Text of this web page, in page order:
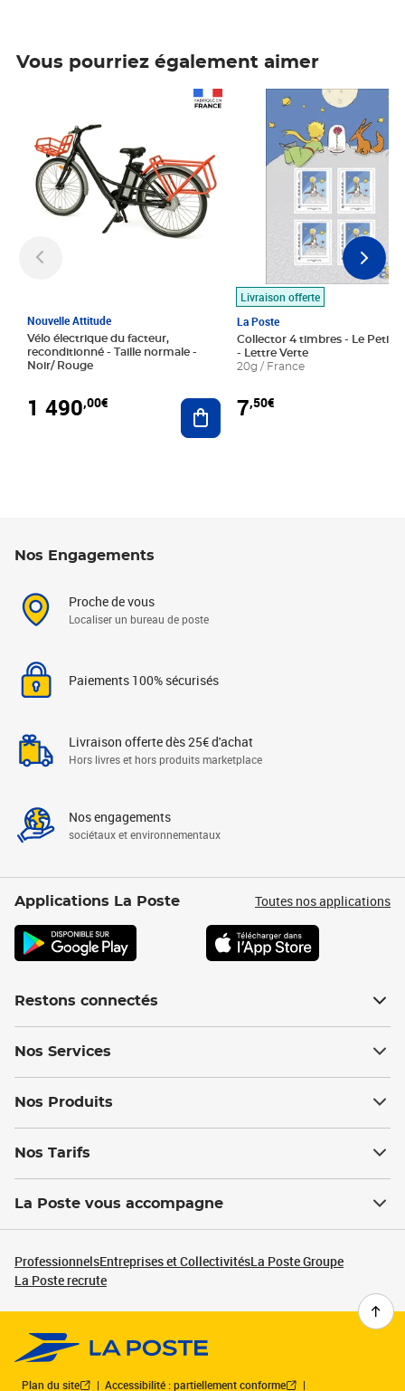
Vous pourriez également aimer
Nouvelle Attitude
Vélo électrique du facteur,
reconditionné - Taille normale -
Noir/ Rouge
1 490,00€ Ajouter au panier
Livraison offerte
La Poste
Collector 4 timbres - Le Petit
- Lettre Verte
20g / France
7,50€
Prix 7,50€
Nos Engagements
Proche de vous
Localiser un bureau de poste
Paiements 100% sécurisés
Livraison offerte dès 25€ d'achat
Hors livres et hors produits marketplace
Nos engagements
sociétaux et environnementaux
Applications La Poste Toutes nos applications
Restons connectés
Nos Services
Nos Produits
Nos Tarifs
La Poste vous accompagne
ProfessionnelsEntreprises et CollectivitésLa Poste Groupe
La Poste recrute
Plan du site Accessibilité : partiellement conforme